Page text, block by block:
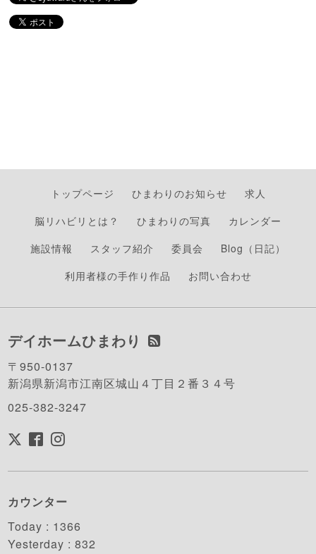
トップページ ひまわりのお知らせ
求人
脳リハビリとは？
ひまわりの写真
カレンダー
施設情報
スタッフ紹介 委員会
Blog（日記）
利用者様の手作り作品
お問い合わせ
デイホームひまわり
〒950-0137
新潟県新潟市江南区城山４丁目２番３４号
025-382-3247
カウンター
Today : 1366
Yesterday :832